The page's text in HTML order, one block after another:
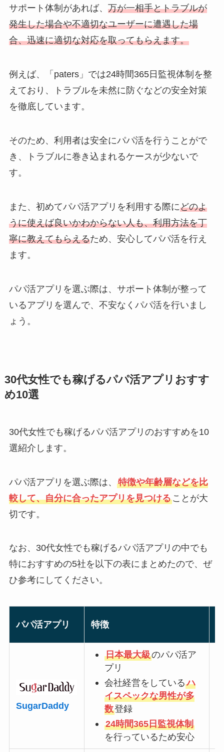
サポート体制があれば、 万が一相手とトラブルが
発生した場合や不適切なユーザーに遭遇した場
合、迅速に適切な対応を取ってもらえます。
例えば、「paters」では24時間365日監視体制を整
えており、トラブルを未然に防ぐなどの安全対策
を徹底しています。
そのため、利用者は安全にパパ活を行うことがで
き、トラブルに巻き込まれるケースが少ないで
す。
また、初めてパパ活アプリを利用する際にどのよ
うに使えば良いかわからない人も、利用方法を丁
寧に教えてもらえるため、安心してパパ活を行え
ます。
パパ活アプリを選ぶ際は、サポート体制が整って
いるアプリを選んで、不安なくパパ活を行いまし
ょう。
30代女性でも稼げるパパ活アプリおすす
め10選
30代女性でも稼げるパパ活アプリのおすすめを10
選紹介します。
パパ活アプリを選ぶ際は、 特徴や年齢層などを比
較して、自分に合ったアプリを見つけることが大
切です。
なお、30代女性でも稼げるパパ活アプリの中でも
特におすすめの5社を以下の表にまとめたので、ぜ
ひ参考にしてください。
パパ活アプリ 特徴
SugarDaddy
日本最大級のパパ活ア
プリ
会社経営をしているハ
イスペックな男性が多
数登録
24時間365日監視体制
を行っているため安心